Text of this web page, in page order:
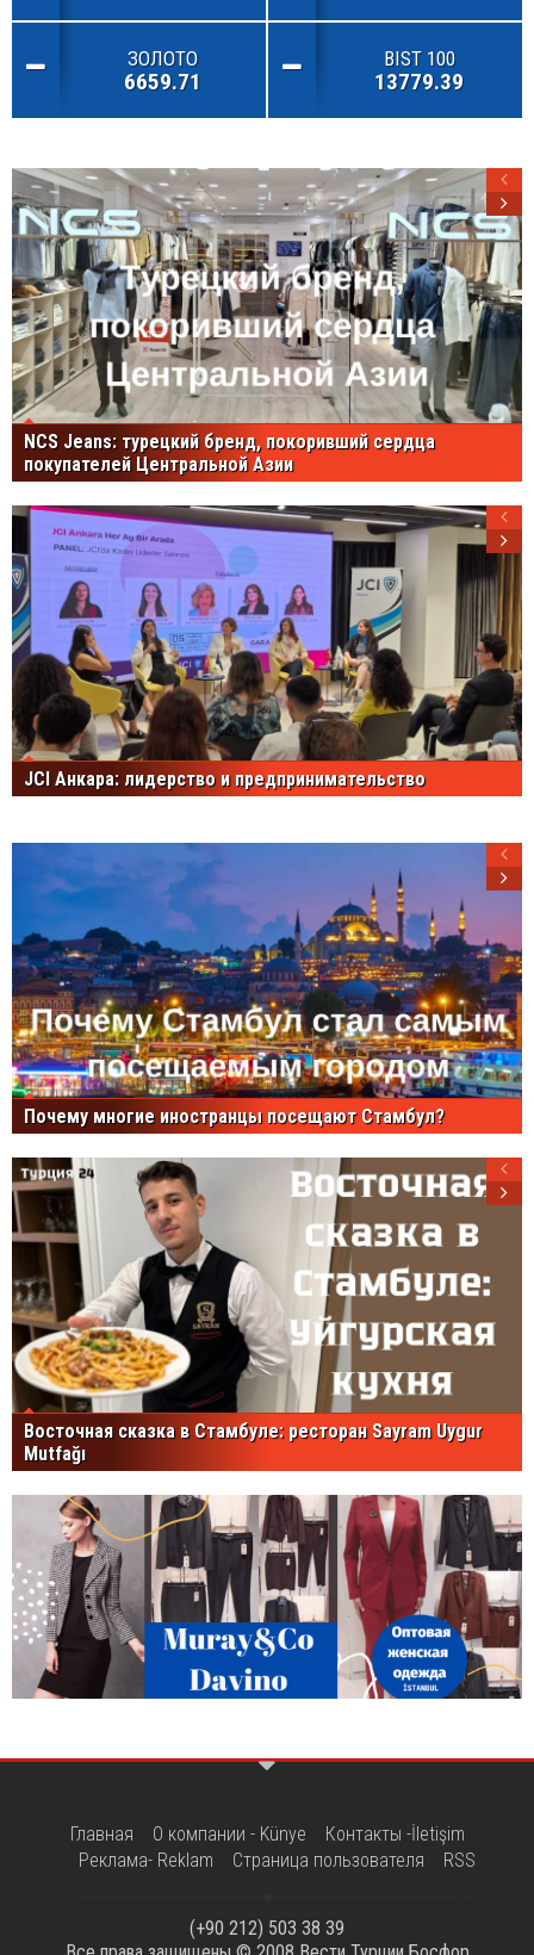
ЗОЛОТО
6659.71
BIST 100
13779.39
NCS Jeans: турецкий бренд, покоривший сердца
покупателей Центральной Азии
JCI Анкара: лидерство и предпринимательство
Почему многие иностранцы посещают Стамбул?
Восточная сказка в Стамбуле: ресторан Sayram Uygur
Mutfağı
Главная О компании - Künye
Контакты -İletişim
Реклама- Reklam
Страница пользователя RSS
(+90 212) 503 38 39